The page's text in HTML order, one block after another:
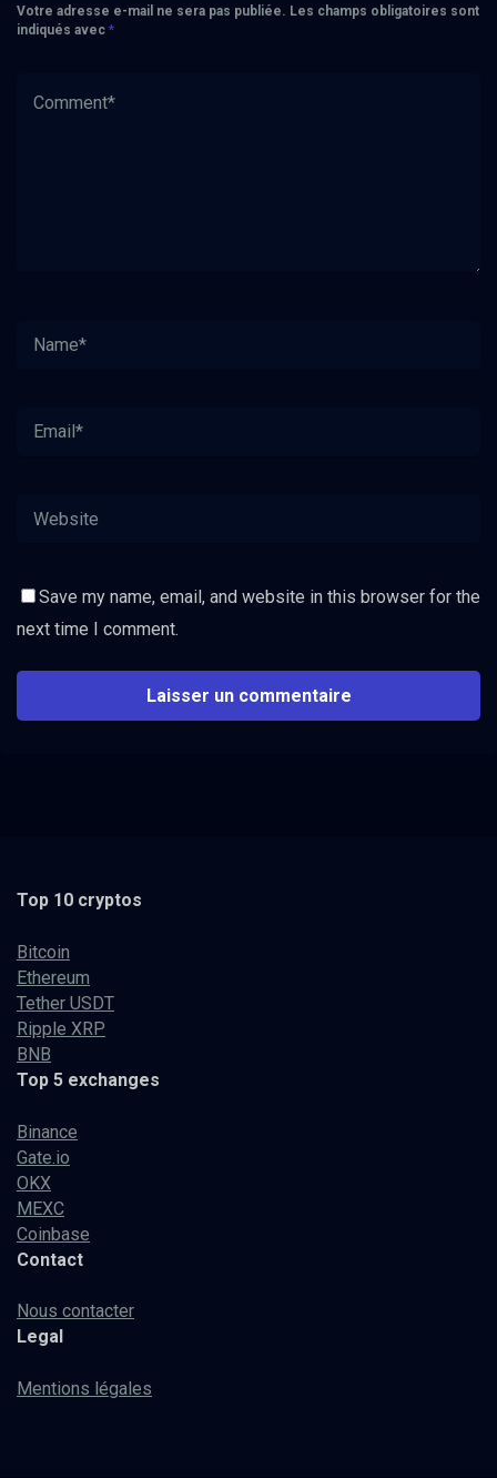
Votre adresse e-mail ne sera pas publiée. Les champs obligatoires sont
indiqués avec *
Save my name, email, and website in this browser for the
next time I comment.
Top 10 cryptos
Bitcoin
Ethereum
Tether USDT
Ripple XRP
BNB
Top 5 exchanges
Binance
Gate.io
OKX
MEXC
Coinbase
Contact
Nous contacter
Legal
Mentions légales